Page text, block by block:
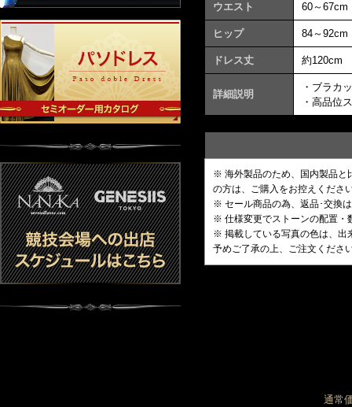
ウエスト 60～67cm
ヒップ 84～92cm
ドレス丈 約120cm
詳細説明
・ブラカ
・高品位
※ 海外製品のため、国内製品と
の方は、ご購入をお控えくださ
※ セール商品の為、返品･交換
※ 仕様変更でストーンの配置・
※ 掲載している写真の色は、出
予めご了承の上、ご注文くださ
通常